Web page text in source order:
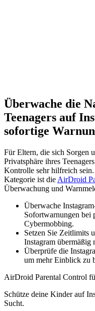
Überwache die
Teenagers auf
sofortige
Für Eltern, die sich Sorgen
Privatsphäre ihres
Kontrolle sehr hilfreich
Kategorie ist die AirDroid
Überwachung und
Überwache
Sofortwarnungen bei
Cybermobbing.
Setzen Sie Zeitlimits
Instagram übermäßig
Überprüfe die
um mehr Einblick zu
AirDroid Parental Control
Schütze deine Kinder auf
Sucht.